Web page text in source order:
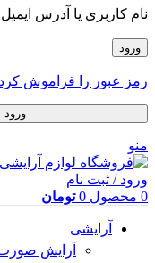
نام کاربری یا آدرس ایمیل
ورود
رمز عبور را فراموش
ورود
منو
ورود / ثبت نام
0 محصول 0 تومان
آرایشی
آرایش